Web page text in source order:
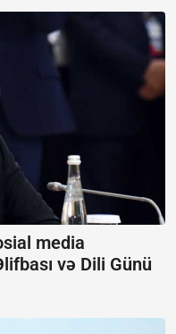
media
və Dili Günü